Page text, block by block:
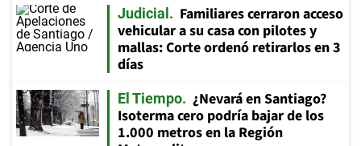
Judicial
Familiares cerraron acceso
vehicular a su casa con pilotes y
mallas: Corte ordenó retirarlos en 3
días
El Tiempo
¿Nevará en Santiago?
Isoterma cero podría bajar de los
1.000 metros en la Región